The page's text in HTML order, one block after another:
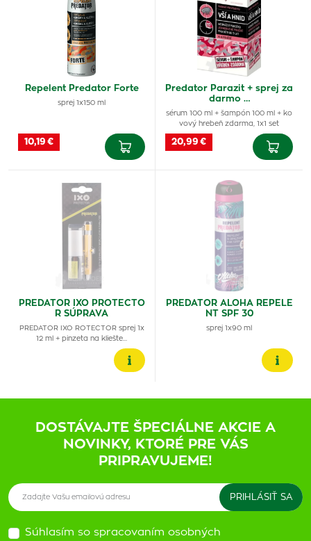
Repelent Predator Forte
sprej 1x150 ml
10,19 €
Predator Parazit + sprej za
darmo …
sérum 100 ml + šampón 100 ml + ko
vový hrebeň zdarma, 1x1 set
20,99 €
PREDATOR IXO PROTECTO
R SÚPRAVA
PREDATOR IXO ROTECTOR sprej 1x
12 ml + pinzeta na kliešte…
PREDATOR ALOHA REPELE
NT SPF 30
sprej 1x90 ml
DOSTÁVAJTE ŠPECIÁLNE AKCIE A
NOVINKY, KTORÉ PRE VÁS
PRIPRAVUJEME!
Súhlasím so spracovaním osobných